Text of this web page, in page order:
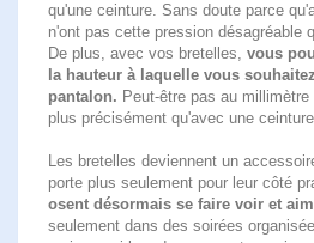
qu'une ceinture. Sans doute parce
n'ont pas cette pression désagréable
De plus, avec vos bretelles, vous
la hauteur à laquelle vous
pantalon. Peut-être pas au
plus précisément qu'avec une
Les bretelles deviennent un
porte plus seulement pour leur côté
osent désormais se faire voir et
seulement dans des soirées